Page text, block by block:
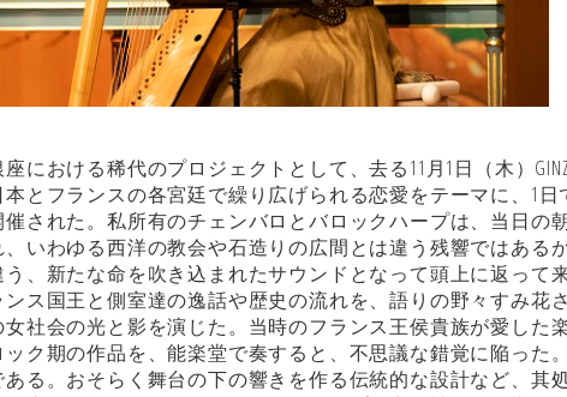
おける稀代のプロジェクトとして、去る11月1日（木）
とフランスの各宮廷で繰り広げられる恋愛をテーマに、1
された。私所有のチェンバロとバロックハープは、当日の
いわゆる西洋の教会や石造りの広間とは違う残響ではある
、新たな命を吹き込まれたサウンドとなって頭上に返って
ス国王と側室達の逸話や歴史の流れを、語りの野々すみ花
社会の光と影を演じた。当時のフランス王侯貴族が愛した
ク期の作品を、能楽堂で奏すると、不思議な錯覚に陥った
る。おそらく舞台の下の響きを作る伝統的な設計など、其